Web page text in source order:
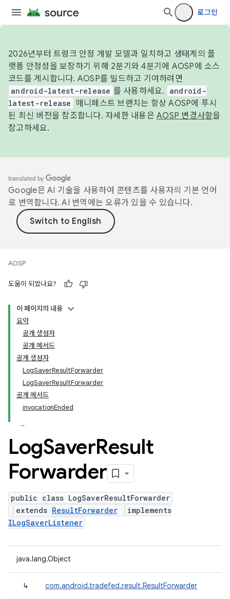
로그인
2026년부터 트렁크 안정 개발 모델과 일치하고 생태계의 플
랫폼 안정성을 보장하기 위해 2분기와 4분기에 AOSP에 소스
코드를 게시합니다. AOSP를 빌드하고 기여하려면
android-latest-release 를 사용하세요.
android-
latest-release
매니페스트 브랜치는 항상 AOSP에 푸시
된 최신 버전을 참조합니다. 자세한 내용은 AOSP 변경사항을
참고하세요.
Google은 AI 기술을 사용하여 콘텐츠를 사용자의 기본 언어
로 번역합니다. AI 번역에는 오류가 있을 수 있습니다.
AOSP
도움이 되었나요?
이 페이지의 내용
요약
공개 생성자
공개 메서드
공개 생성자
LogSaverResultForwarder
LogSaverResultForwarder
공개 메서드
invocationEnded
LogSaverResult
Forwarder
public class LogSaverResultForwarder
extends ResultForwarder
implements
ILogSaverListener
java.lang.Object
↳ com.android.tradefed.result.ResultForwarder